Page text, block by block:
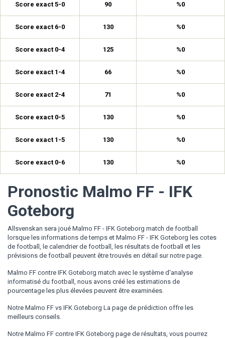
Score exact 5-0 90 %0
Score exact 6-0 130 %0
Score exact 0-4 125 %0
Score exact 1-4 66 %0
Score exact 2-4 71 %0
Score exact 0-5 130 %0
Score exact 1-5 130 %0
Score exact 0-6 130 %0
Pronostic Malmo FF - IFK
Goteborg
Allsvenskan sera joué Malmo FF - IFK Goteborg match de football
lorsque les informations de temps et Malmo FF - IFK Goteborg les cotes
de football, le calendrier de football, les résultats de football et les
prévisions de football peuvent être trouvés en détail sur notre page.
Malmo FF contre IFK Goteborg match avec le système d'analyse
informatisé du football, nous avons créé les estimations de
pourcentage les plus élevées peuvent être examinées.
Notre Malmo FF vs IFK Goteborg La page de prédiction offre les
meilleurs conseils.
Notre Malmo FF contre IFK Goteborg page de résultats, vous pourrez